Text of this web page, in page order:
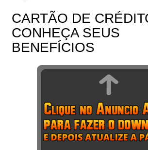
CARTÃO DE
CONHEÇA SEUS
BENEFÍCIOS